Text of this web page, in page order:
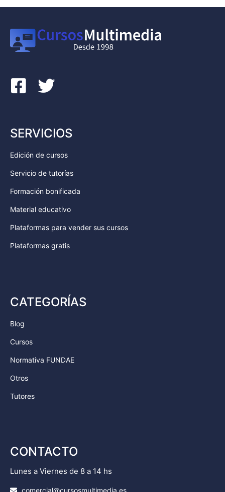
SERVICIOS
Edición de cursos
Servicio de tutorías
Formación bonificada
Material educativo
Plataformas para vender sus cursos
Plataformas gratis
CATEGORÍAS
Blog
Cursos
Normativa FUNDAE
Otros
Tutores
CONTACTO
Lunes a Viernes de 8 a 14 hs